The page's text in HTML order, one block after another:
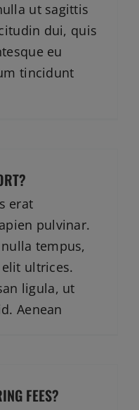
ut sagittis
dui, quis
eu
tincidunt
erat
pulvinar.
tempus,
ultrices.
ligula, ut
Aenean
FEES?